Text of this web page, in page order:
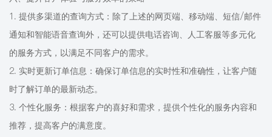
1. 提供多渠道的查询方式：除了上述的网页端、移动端、短信/邮件
通知和智能语音查询外，还可以提供电话咨询、人工客服等多元化
的服务方式，以满足不同客户的需求。
2. 实时更新订单信息：确保订单信息的实时性和准确性，让客户随
时了解订单的最新动态。
3. 个性化服务：根据客户的喜好和需求，提供个性化的服务内容和
推荐，提高客户的满意度。